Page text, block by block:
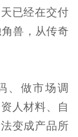
已经在交付
兽，从传奇
、做市场调
人材料、自
变成产品所